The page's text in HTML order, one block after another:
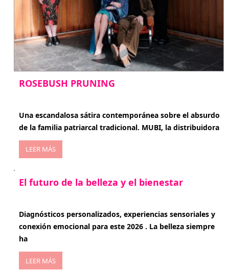
ROSEBUSH PRUNING
Una escandalosa sátira contemporánea sobre el absurdo
de la familia patriarcal tradicional. MUBI, la distribuidora
LEER MÁS
El futuro de la belleza y el bienestar
Diagnósticos personalizados, experiencias sensoriales y
conexión emocional para este 2026 . La belleza siempre
ha
LEER MÁS